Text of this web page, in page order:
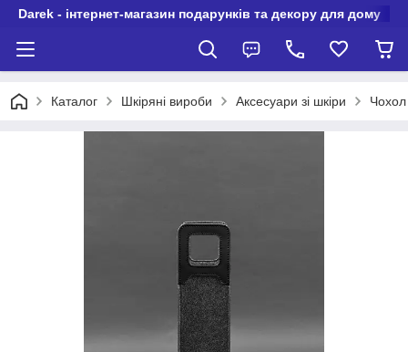
Darek - інтернет-магазин подарунків та декору для дому
Каталог Шкіряні вироби Аксесуари зі шкіри Чохол